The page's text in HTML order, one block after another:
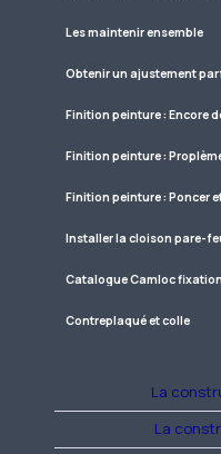
Les maintenir ensemble
Obtenir un ajustement
Finition peinture : Encore
Finition peinture :
Finition peinture : Poncer
Installer la cloison pare-
Catalogue Camloc
Contreplaqué et colle
La
La